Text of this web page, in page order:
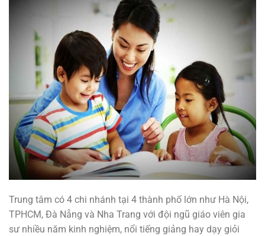
Trung tâm có 4 chi nhánh tại 4 thành phố lớn như Hà Nội,
TPHCM, Đà Nẵng và Nha Trang với đội ngũ giáo viên gia
sư nhiều năm kinh nghiệm, nổi tiếng giảng hay dạy giỏi